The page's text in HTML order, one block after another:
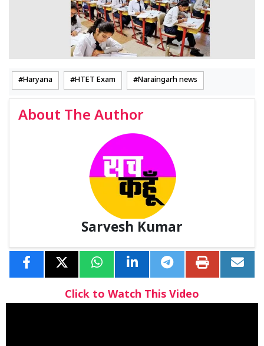
Haryana HTET Exam Naraingarh news
About The Author
Sarvesh Kumar
Click to Watch This Video